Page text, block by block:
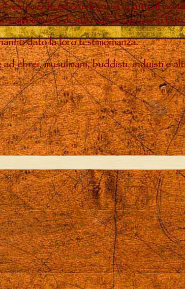
milioni di anime in tutto il
cambiamenti di vita reali di cui hanno
dato la loro testimonianza.
ad ebrei, musulmani, buddisti, induisti e